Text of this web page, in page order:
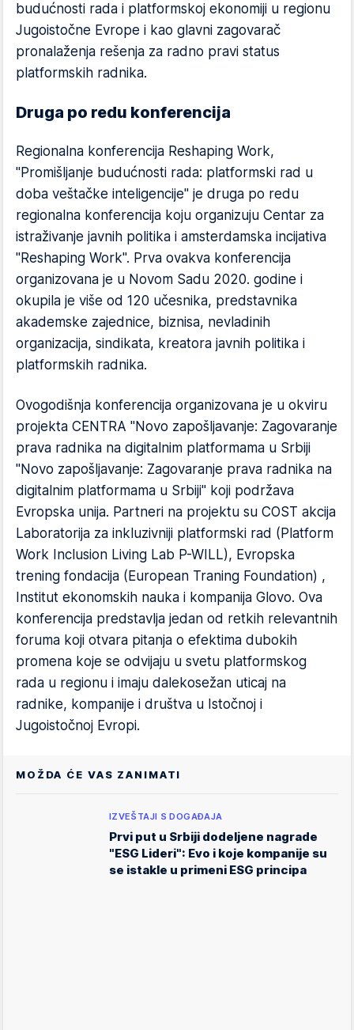
budućnosti rada i platformskoj ekonomiji u regionu
Jugoistočne Evrope i kao glavni zagovarač
pronalaženja rešenja za radno pravi status
platformskih radnika.
Druga po redu konferencija
Regionalna konferencija Reshaping Work,
"Promišljanje budućnosti rada: platformski rad u
doba veštačke inteligencije" je druga po redu
regionalna konferencija koju organizuju Centar za
istraživanje javnih politika i amsterdamska incijativa
"Reshaping Work". Prva ovakva konferencija
organizovana je u Novom Sadu 2020. godine i
okupila je više od 120 učesnika, predstavnika
akademske zajednice, biznisa, nevladinih
organizacija, sindikata, kreatora javnih politika i
platformskih radnika.
Ovogodišnja konferencija organizovana je u okviru
projekta CENTRA "Novo zapošljavanje: Zagovaranje
prava radnika na digitalnim platformama u Srbiji
"Novo zapošljavanje: Zagovaranje prava radnika na
digitalnim platformama u Srbiji" koji podržava
Evropska unija. Partneri na projektu su COST akcija
Laboratorija za inkluzivniji platformski rad (Platform
Work Inclusion Living Lab P-WILL), Evropska
trening fondacija (European Traning Foundation) ,
Institut ekonomskih nauka i kompanija Glovo. Ova
konferencija predstavlja jedan od retkih relevantnih
foruma koji otvara pitanja o efektima dubokih
promena koje se odvijaju u svetu platformskog
rada u regionu i imaju dalekosežan uticaj na
radnike, kompanije i društva u Istočnoj i
Jugoistočnoj Evropi.
MOŽDA ĆE VAS ZANIMATI
IZVEŠTAJI S DOGAĐAJA
Prvi put u Srbiji dodeljene nagrade
"ESG Lideri": Evo i koje kompanije su
se istakle u primeni ESG principa